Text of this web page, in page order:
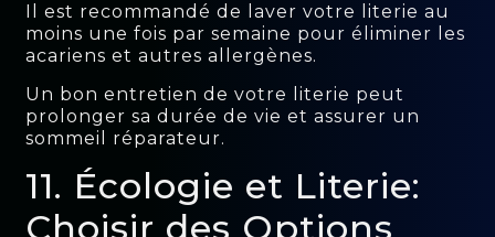
Il est recommandé de laver votre literie au
moins une fois par semaine pour éliminer les
acariens et autres allergènes.
Un bon entretien de votre literie peut
prolonger sa durée de vie et assurer un
sommeil réparateur.
11. Écologie et Literie:
Choisir des Options